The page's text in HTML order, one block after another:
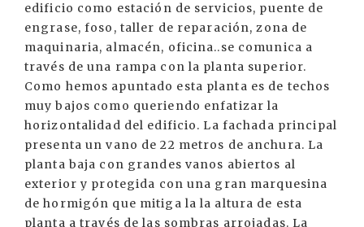
edificio como estación de servicios, puente de
engrase, foso, taller de reparación, zona de
maquinaria, almacén, oficina..se comunica a
través de una rampa con la planta superior.
Como hemos apuntado esta planta es de techos
muy bajos como queriendo enfatizar la
horizontalidad del edificio. La fachada principal
presenta un vano de 22 metros de anchura. La
planta baja con grandes vanos abiertos al
exterior y protegida con una gran marquesina
de hormigón que mitiga la la altura de esta
planta a través de las sombras arrojadas. La